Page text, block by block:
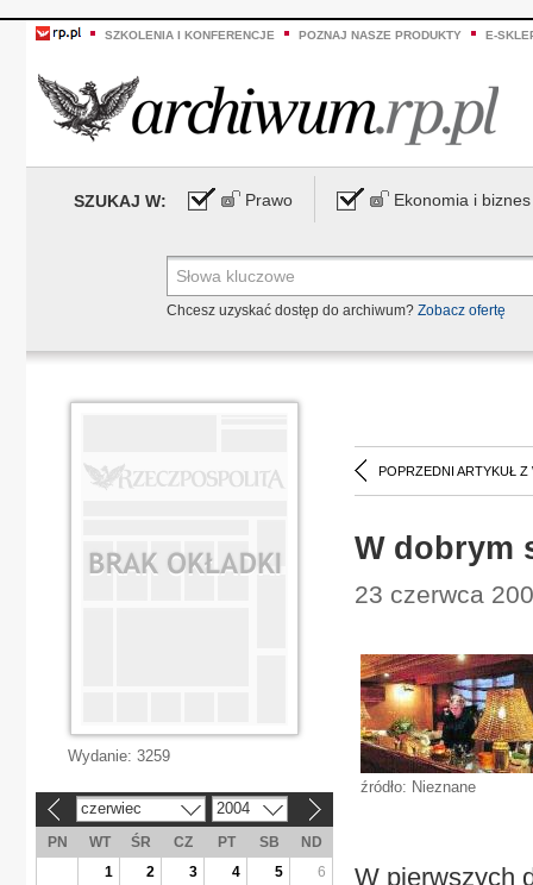
SZKOLENIA I KONFERENCJE POZNAJ NASZE PRODUKTY E-
SZUKAJ W: Prawo Ekonomia i biznes
Chcesz uzyskać dostęp do archiwum? Zobacz ofertę
POPRZEDNI ARTYKUŁ Z
W dobrym
23 czerwca
źródło: Nieznane
W pierwszych
Wydanie: 3259
czerwiec 2004
PN WT ŚR CZ PT SB
ND
1
2 3 4 5
6